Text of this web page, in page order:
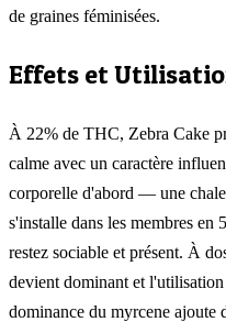
de graines féminisées.
Effets et
À 22% de THC, Zebra Cake
calme avec un caractère
corporelle d'abord — une
s'installe dans les membres en
restez sociable et présent. À
devient dominant et
dominance du myrcene ajoute